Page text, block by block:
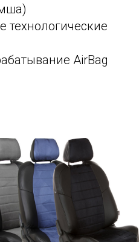
технологические
AirBag